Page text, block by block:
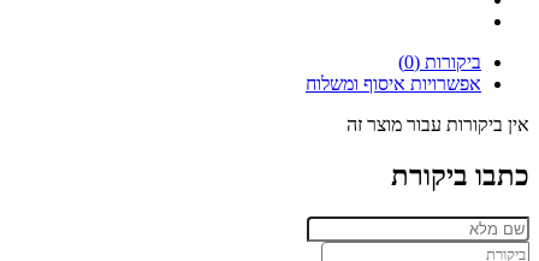
ביקורות (0)
אפשרויות איסוף ומשלוח
אין ביקורות עבור מוצר זה
כתבו ביקורת